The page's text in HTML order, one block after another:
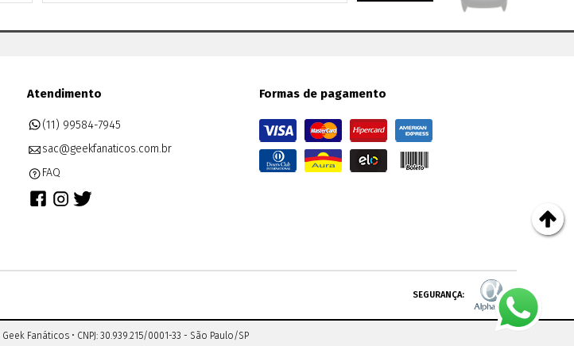
Atendimento
(11) 99584-7945
sac@geekfanaticos.com.br
FAQ
Formas de pagamento
SEGURANÇA:
Geek Fanáticos• CNPJ: 30.939.215/0001-33 - São Paulo/SP